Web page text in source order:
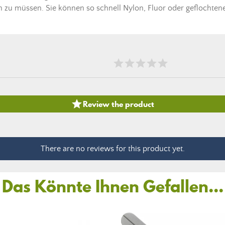
müssen. Sie können so schnell Nylon, Fluor oder
Review the product
There are no reviews for this product yet.
Das Könnte Ihnen Gefallen...